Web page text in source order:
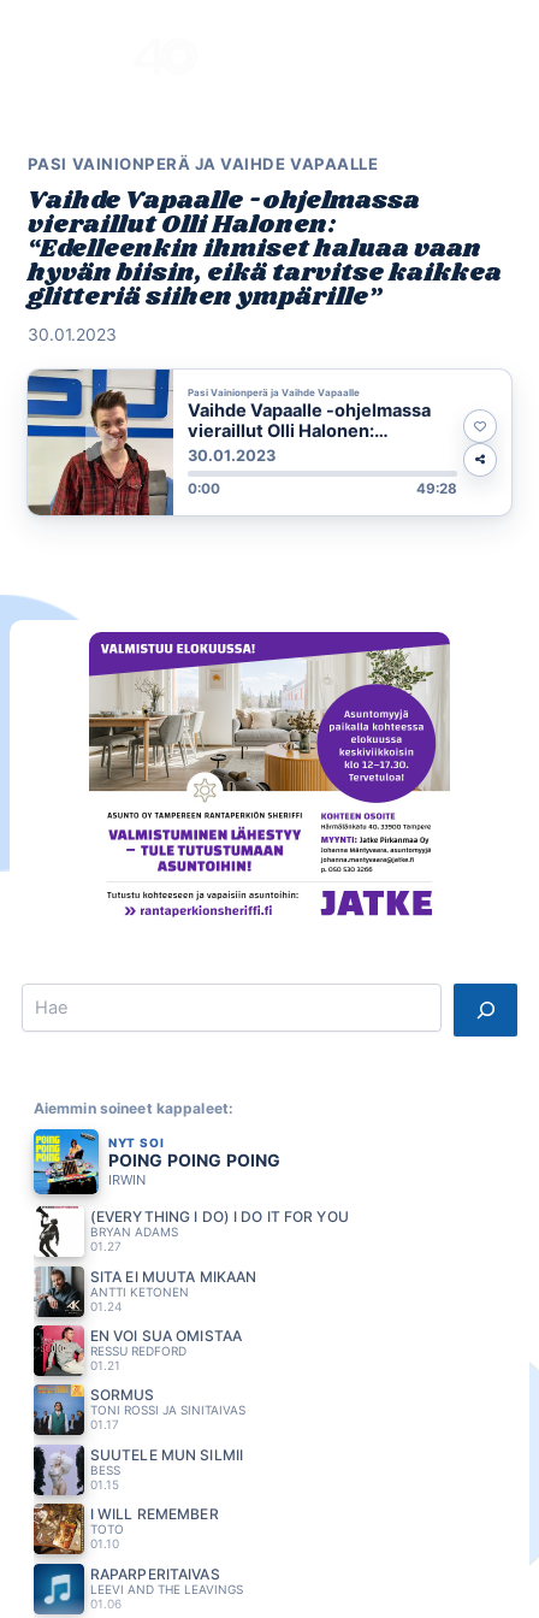
PASI VAINIONPERÄ JA VAIHDE VAPAALLE
Vaihde Vapaalle -ohjelmassa
vieraillut Olli Halonen:
“Edelleenkin ihmiset haluaa vaan
hyvän biisin, eikä tarvitse kaikkea
glitteriä siihen ympärille”
30.01.2023
Pasi Vainionperä ja Vaihde Vapaalle
Vaihde Vapaalle -ohjelmassa
vieraillut Olli Halonen:
“Edelleenkin ihmiset haluaa
vaan hyvän biisin, eikä tarvitse
kaikkea glitteriä siihen
ympärille”
30.01.2023
0:00 49:28
Search
Aiemmin soineet kappaleet:
NYT SOI
POING POING POING
IRWIN
(EVERYTHING I DO) I DO IT FOR YOU
BRYAN ADAMS
01.27
SITÄ EI MUUTA MIKÄÄN
ANTTI KETONEN
01.24
EN VOI SUA OMISTAA
RESSU REDFORD
01.21
SORMUS
TONI ROSSI JA SINITAIVAS
01.17
SUUTELE MUN SILMII
BESS
01.15
I WILL REMEMBER
TOTO
01.10
RAPARPERITAIVAS
LEEVI AND THE LEAVINGS
01.06